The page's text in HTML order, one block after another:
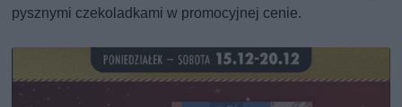
pysznymi czekoladkami w promocyjnej cenie.